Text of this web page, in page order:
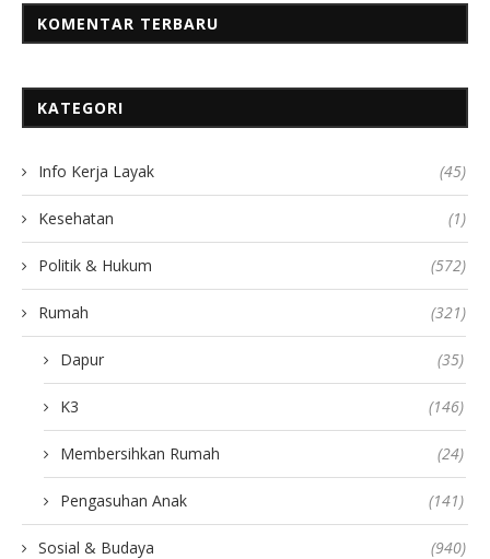
KOMENTAR TERBARU
KATEGORI
Info Kerja Layak (45)
Kesehatan (1)
Politik & Hukum (572)
Rumah (321)
Dapur (35)
K3 (146)
Membersihkan Rumah (24)
Pengasuhan Anak (141)
Sosial & Budaya (940)